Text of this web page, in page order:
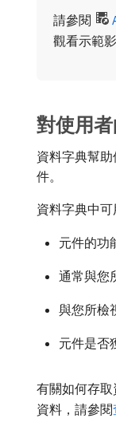
請參閱
觀看示範影
對使用
資料字典幫
件。
資料字典中可
元件的功
通常與您
與您所檢
元件是否
有關如何存
資料，請參閱